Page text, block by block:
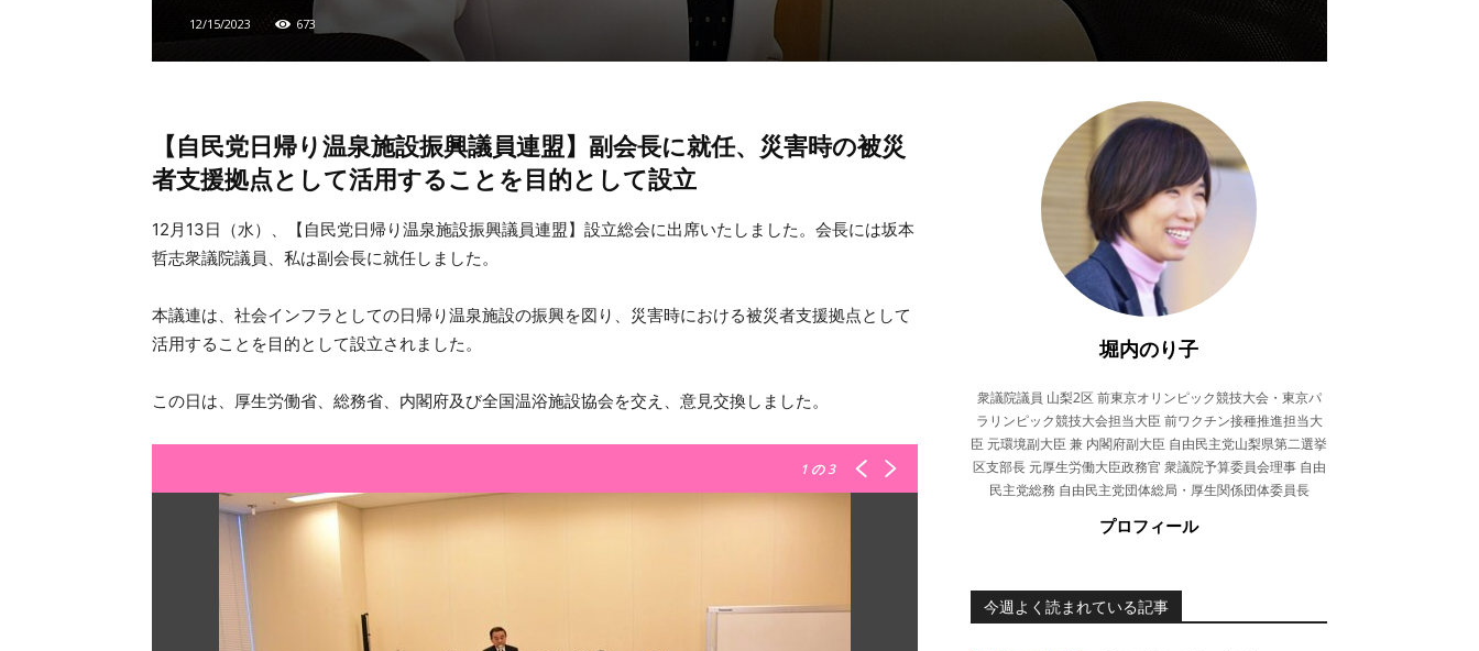
12/15/2023 673
【自民党日帰り温泉施設振興議員連盟】副会長に就任、災害時の被災
者支援拠点として活用することを目的として設立
12月13日（水）、【自民党日帰り温泉施設振興議員連盟】設立総会に出席いたしました。会長には坂本
哲志衆議院議員、私は副会長に就任しました。
本議連は、社会インフラとしての日帰り温泉施設の振興を図り、災害時における被災者支援拠点として
活用することを目的として設立されました。
この日は、厚生労働省、総務省、内閣府及び全国温浴施設協会を交え、意見交換しました。
1 の 3
堀内のり子
衆議院議員 山梨2区 前東京オリンピック競技大会・東京パ
ラリンピック競技大会担当大臣 前ワクチン接種推進担当大
臣 元環境副大臣 兼 内閣府副大臣 自由民主党山梨県第二選挙
区支部長 元厚生労働大臣政務官 衆議院予算委員会理事 自由
民主党総務 自由民主党団体総局・厚生関係団体委員長
プロフィール
今週よく読まれている記事